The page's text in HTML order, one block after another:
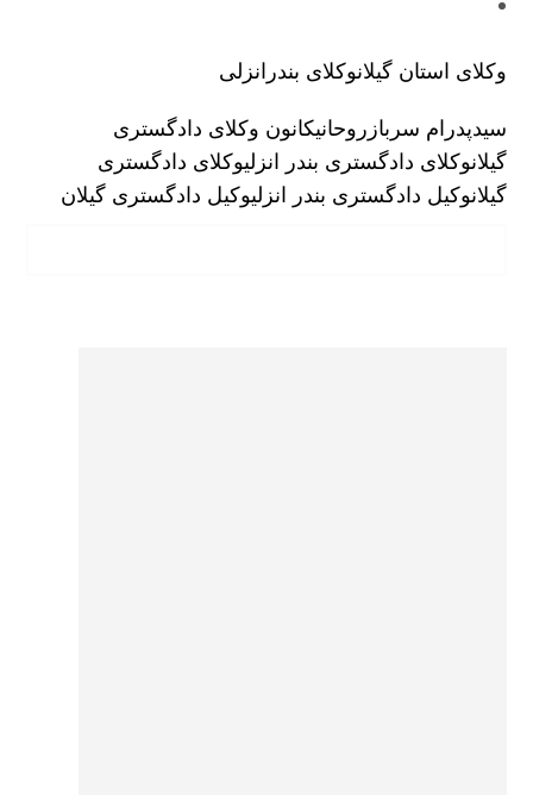
وکلای استان گیلانوکلای بندرانزلی
سیدپدرام سربازروحانیکانون وکلای دادگستری
گیلانوکلای دادگستری بندر انزلیوکلای دادگستری
گیلانوکیل دادگستری بندر انزلیوکیل دادگستری گیلان